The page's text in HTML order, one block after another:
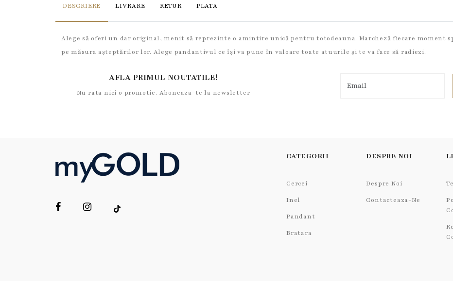
DESCRIERE LIVRARE RETUR PLATA
Alege să oferi un dar original, menit să reprezinte o amintire unică pentru totodeauna. Marcheză fiecare moment
pe măsura așteptărilor lor. Alege pandantivul ce își va pune în valoare toate atuurile și te va face să radiezi.
AFLA PRIMUL NOUTATILE!
Nu rata nici o promotie. Aboneaza-te la newsletter
CATEGORII
Cercei
Inel
Pandant
Bratara
DESPRE NOI
Despre Noi
Contacteaza-Ne